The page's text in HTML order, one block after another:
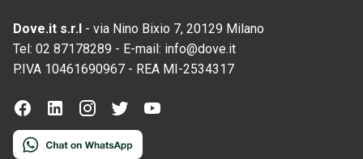
Dove.it s.r.l - via Nino Bixio 7, 20129 Milano
Tel: 02 87178289 - E-mail: info@dove.it
P.IVA 10461690967 - REA MI-2534317